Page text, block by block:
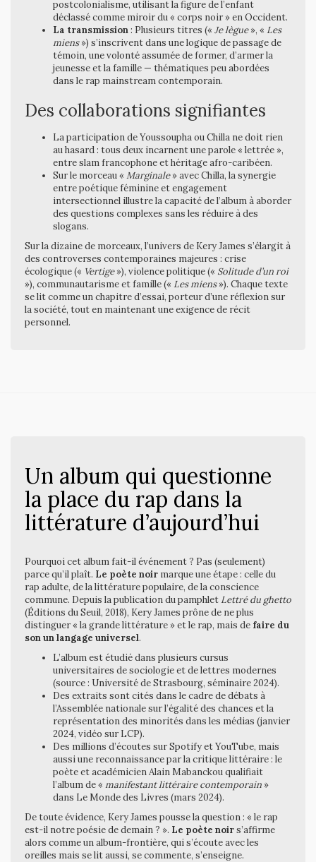
postcolonialisme, utilisant la figure de l’enfant
déclassé comme miroir du « corps noir » en Occident.
La transmission: Plusieurs titres (« Je lègue», « Les
miens») s’inscrivent dans une logique de passage de
témoin, une volonté assumée de former, d’armer la
jeunesse et la famille — thématiques peu abordées
dans le rap mainstream contemporain.
Des collaborations signifiantes
La participation de Youssoupha ou Chilla ne doit rien
au hasard : tous deux incarnent une parole « lettrée »,
entre slam francophone et héritage afro-caribéen.
Sur le morceau « Marginale» avec Chilla, la synergie
entre poétique féminine et engagement
intersectionnel illustre la capacité de l’album à aborder
des questions complexes sans les réduire à des
slogans.
Sur la dizaine de morceaux, l’univers de Kery James s’élargit à
des controverses contemporaines majeures : crise
écologique (« Vertige»), violence politique (« Solitude d’un roi
»), communautarisme et famille (« Les miens»). Chaque texte
se lit comme un chapitre d’essai, porteur d’une réflexion sur
la société, tout en maintenant une exigence de récit
personnel.
Un album qui questionne
la place du rap dans la
littérature d’aujourd’hui
Pourquoi cet album fait-il événement ? Pas (seulement)
parce qu’il plaît. Le poète noir marque une étape : celle du
rap adulte, de la littérature populaire, de la conscience
commune. Depuis la publication du pamphlet Lettré du ghetto
(Éditions du Seuil, 2018), Kery James prône de ne plus
distinguer « la grande littérature » et le rap, mais de faire du
son un langage universel.
L’album est étudié dans plusieurs cursus
universitaires de sociologie et de lettres modernes
(source : Université de Strasbourg, séminaire 2024).
Des extraits sont cités dans le cadre de débats à
l’Assemblée nationale sur l’égalité des chances et la
représentation des minorités dans les médias (janvier
2024, vidéo sur LCP).
Des millions d’écoutes sur Spotify et YouTube, mais
aussi une reconnaissance par la critique littéraire : le
poète et académicien Alain Mabanckou qualifiait
l’album de « manifestant littéraire contemporain »
dans Le Monde des Livres (mars 2024).
De toute évidence, Kery James pousse la question : « le rap
est-il notre poésie de demain ? ». Le poète noirs’affirme
alors comme un album-frontière, qui s’écoute avec les
oreilles mais se lit aussi, se commente, s’enseigne.